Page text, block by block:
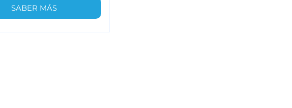
SABER MÁS